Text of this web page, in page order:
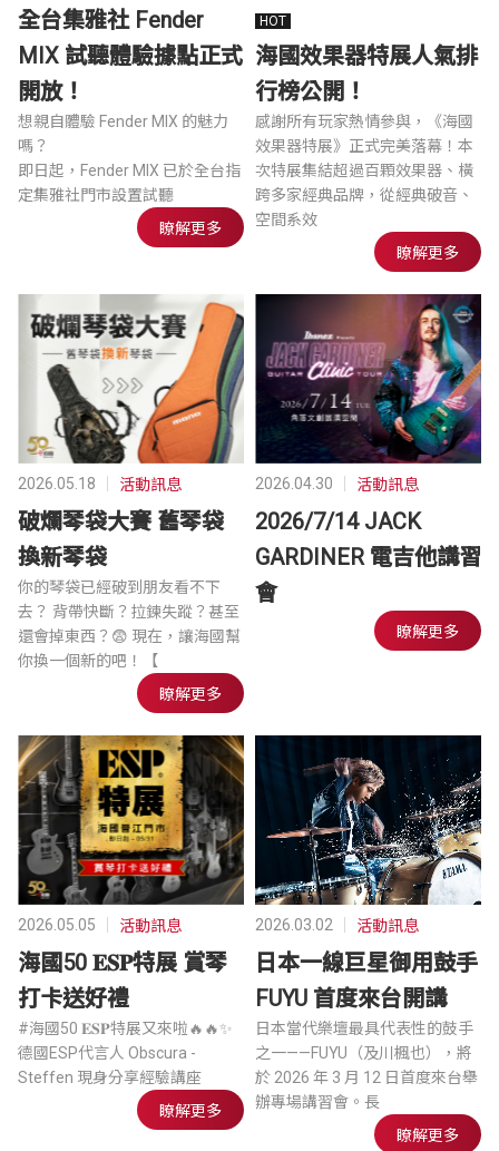
全台集雅社 Fender
MIX 試聽體驗據點正式
開放！
想親自體驗 Fender MIX 的魅力
嗎？
即日起，Fender MIX 已於全台指
定集雅社門市設置試聽
瞭解更多
海國效果器特展人氣排
行榜公開！
感謝所有玩家熱情參與，《海國
效果器特展》正式完美落幕！本
次特展集結超過百顆效果器、橫
跨多家經典品牌，從經典破音、
空間系效
瞭解更多
2026.05.18 活動訊息
破爛琴袋大賽 舊琴袋
換新琴袋
你的琴袋已經破到朋友看不下
去？ 背帶快斷？拉鍊失蹤？甚至
還會掉東西？😨 現在，讓海國幫
你換一個新的吧！ ​ 【
瞭解更多
2026.04.30 活動訊息
2026/7/14 JACK
GARDINER 電吉他講習
會
瞭解更多
2026.05.05 活動訊息
海國50 𝐄𝐒𝐏特展 賞琴
打卡送好禮
#海國50 𝐄𝐒𝐏特展又來啦🔥🔥 ​ ✨
德國ESP代言人 Obscura -
Steffen 現身分享經驗講座
瞭解更多
2026.03.02 活動訊息
日本一線巨星御用鼓手
FUYU 首度來台開講
日本當代樂壇最具代表性的鼓手
之一——FUYU（及川楓也），將
於 2026 年 3 月 12 日首度來台舉
辦專場講習會。長
瞭解更多